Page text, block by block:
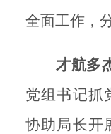
全面工作，
才航多
党组书记抓
协助局长开